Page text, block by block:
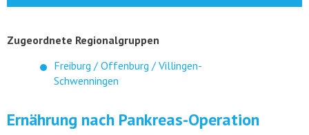
Zugeordnete Regionalgruppen
Freiburg / Offenburg / Villingen-
Schwenningen
Ernährung nach Pankreas-Operation